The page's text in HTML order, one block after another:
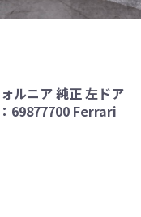
ルニア 純正 左ドア
69877700 Ferrari